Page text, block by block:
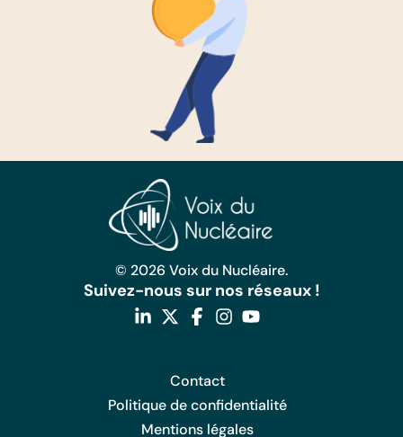
© 2026 Voix du Nucléaire.
Suivez-nous sur nos réseaux !
Contact
Politique de confidentialité
Mentions légales